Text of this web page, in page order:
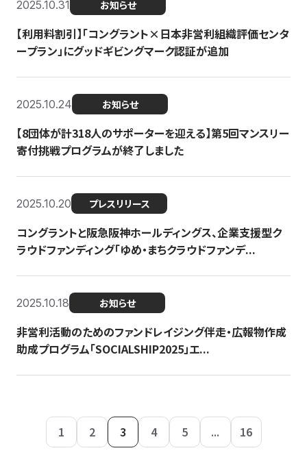
2025.10.31 お知らせ
【利用料割引】「コングラント×日本非営利組織評価センタ
ープラン」にグッドギビングマーク認証が追加
2025.10.24 お知らせ
【8団体が計318人のサポーターを迎える】​​第5回マンスリー
寄付挑戦プログラムが終了しました
2025.10.20 プレスリリース
コングラントと阪急阪神ホールディングス、企業支援型ク
ラウドファンディング「ゆめ・まちクラウドファンデ...
2025.10.18 お知らせ
非営利活動のためのファンドレイジング伴走・広報物作成
助成プログラム「SOCIALSHIP2025」エ...
1 2 3 4 5 ... 16